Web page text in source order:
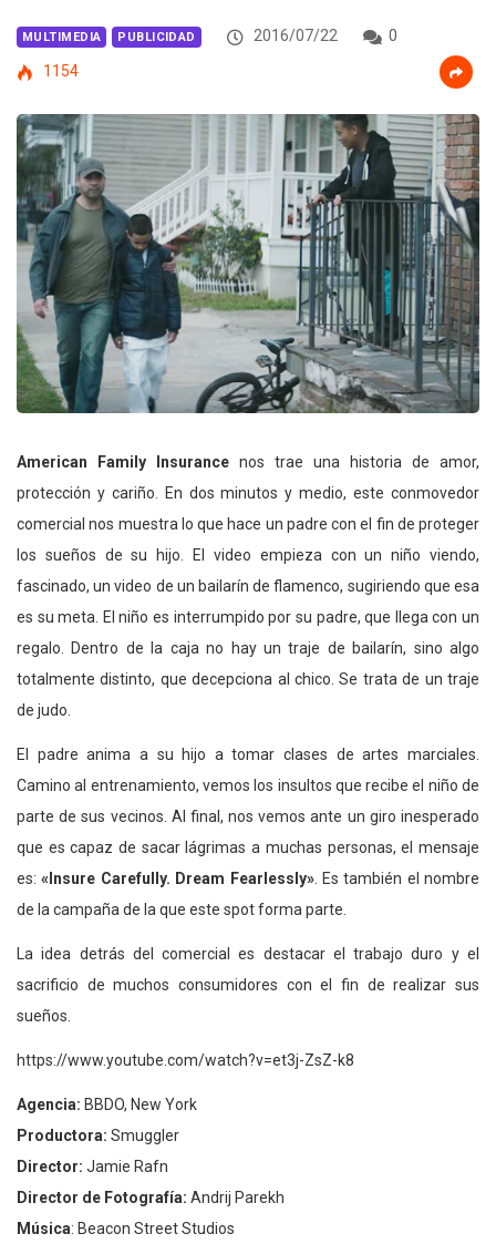
MULTIMEDIA PUBLICIDAD 2016/07/22
0
1154
American Family Insurance nos trae una historia de amor,
protección y cariño. En dos minutos y medio, este conmovedor
comercial nos muestra lo que hace un padre con el fin de proteger
los sueños de su hijo. El video empieza con un niño viendo,
fascinado, un video de un bailarín de flamenco, sugiriendo que esa
es su meta. El niño es interrumpido por su padre, que llega con un
regalo. Dentro de la caja no hay un traje de bailarín, sino algo
totalmente distinto, que decepciona al chico. Se trata de un traje
de judo.
El padre anima a su hijo a tomar clases de artes marciales.
Camino al entrenamiento, vemos los insultos que recibe el niño de
parte de sus vecinos. Al final, nos vemos ante un giro inesperado
que es capaz de sacar lágrimas a muchas personas, el mensaje
es:«Insure Carefully. Dream Fearlessly». Es también el nombre
de la campaña de la que este spot forma parte.
La idea detrás del comercial es destacar el trabajo duro y el
sacrificio de muchos consumidores con el fin de realizar sus
sueños.
https://www.youtube.com/watch?v=et3j-ZsZ-k8
Agencia: BBDO, New York
Productora: Smuggler
Director: Jamie Rafn
Director de Fotografía: Andrij Parekh
Música: Beacon Street Studios